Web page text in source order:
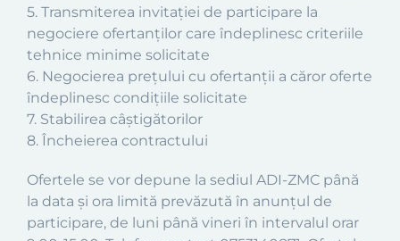
5. Transmiterea invitaţiei de participare la
negociere ofertanților care îndeplinesc criteriile
tehnice minime solicitate
6. Negocierea prețului cu ofertanții a căror oferte
îndeplinesc condițiile solicitate
7. Stabilirea câștigătorilor
8. Încheierea contractului
Ofertele se vor depune la sediul ADI-ZMC până
la data și ora limită prevăzută în anunțul de
participare, de luni până vineri în intervalul orar